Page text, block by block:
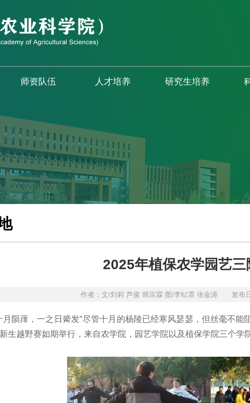
师资队伍 人才培养 研究生培养
2025年植保农学园艺
作者：文/刘莉 芦俊 韩宗霖 图/李钇霏 张金涛 发布
月陨蘀，一之日觱发”尽管十月的杨陵已经寒风瑟瑟，但丝毫不
生越野赛如期举行，来自农学院，园艺学院以及植保学院三个学